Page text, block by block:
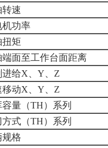
转速
机功率
扭矩
端面至工作台面距离
进给X、Y、Z
移动X、Y、Z
容量（TH）系列
方式（TH）系列
规格